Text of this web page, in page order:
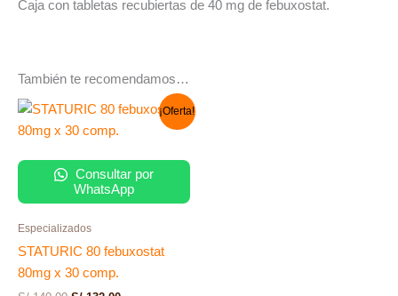
Caja con tabletas recubiertas de 40 mg de febuxostat.
También te recomendamos…
¡Oferta!
Consultar por
WhatsApp
Especializados
STATURIC 80 febuxostat
80mg x 30 comp.
El
original
El